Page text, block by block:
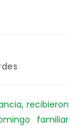
recibieron
familiar